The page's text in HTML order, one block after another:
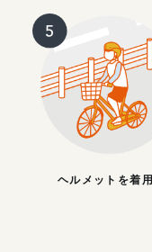
ヘルメットを着用